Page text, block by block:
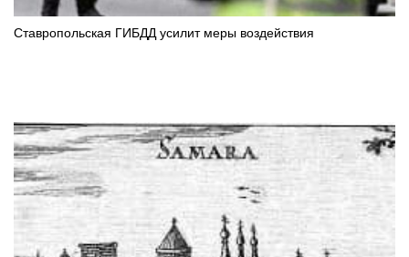
Ставропольская ГИБДД усилит меры воздействия